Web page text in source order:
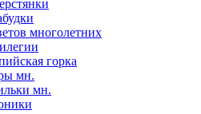
многолетних
горка
мн.
мн.